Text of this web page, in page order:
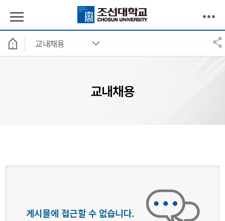
교내채용
교내채용
게시물에 접근할 수 없습니다.